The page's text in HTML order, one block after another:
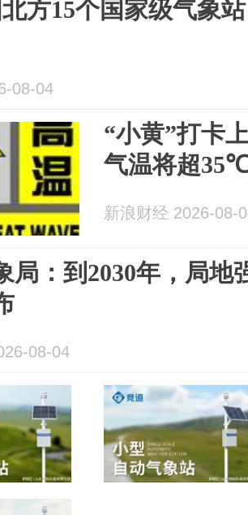
方15个国家级气象
08-04
“小黄”打卡
气温将超
新浪财经 2026-08-
局：到2030年，局地
08-04